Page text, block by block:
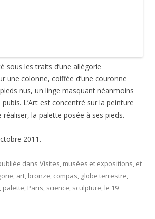
les allégories duthéâtre d’Angoulême
reparler du sculpteur, Jules Blanchard
1916 et non Clamart, comme il est